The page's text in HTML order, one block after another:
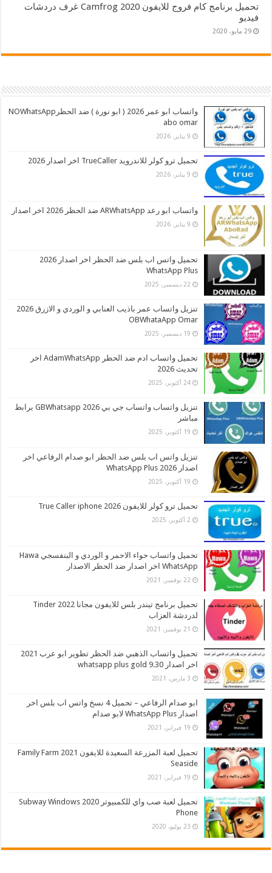
تحميل برنامج كام فروج للايفون 2020 Camfrog غرف دردشات
فيديو
29 مايو، 2020
واتساب ابو عمر 2026 ( ابو نورة ) ضد الحظرNOWhatsApp
abo omar
9 يناير، 2026
تحميل ترو كولر للاندرويد TrueCaller اخر اصدار 2026
9 يناير، 2026
واتساب ابو رعد ARWhatsApp ضد الحظر 2026 اخر اصدار
9 يناير، 2026
تحميل واتس اب بلس ضد الحظر اخر اصدار 2026
WhatsApp Plus
22 ديسمبر، 2025
تنزيل واتساب عمر باذيب العنابي و الوردي و الازرق 2026
OBWhataApp Omar
19 ديسمبر، 2025
تحميل واتساب ادم ضد الحظر AdamWhatsApp اخر
تحديث 2026
24 أكتوبر، 2025
تنزيل واتساب واتساب جي بي 2026 GBWhatsapp برابط
مباشر
19 أكتوبر، 2025
تنزيل واتس اب بلس ضد الحظر ابو صدام الرفاعي اخر
اصدار 2026 WhatsApp Plus
19 أكتوبر، 2025
تحميل ترو كولر للايفون 2026 True Caller iphone
2 أكتوبر، 2025
تحميل واتساب حواء الاحمر و الوردي و البنفسجي Hawa
WhatsApp اخر اصدار ضد الحظر الاصدار
22 نوفمبر، 2021
تحميل برنامج تيندر بلس للايفون مجانا 2022 Tinder
لدردشة العزاب
21 نوفمبر، 2021
تحميل واتساب الذهبي ضد الحظر تطوير ابو عرب 2021
اخر اصدار whatsapp plus gold 9.30
3 مارس، 2021
ابو صدام الرفاعي – تحميل 4 نسخ واتس اب بلس اخر
اصدار WhatsApp Plus لابو صدام
19 فبراير، 2021
تحميل لعبة المزرعة السعيدة للايفون 2021 Family Farm
Seaside
19 فبراير، 2021
تحميل لعبة صب واي للكمبيوتر 2020 Subway Windows
Phone
23 يوليو، 2020